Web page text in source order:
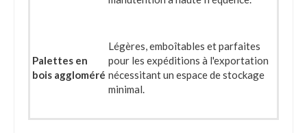
Palettes en
bois aggloméré
Légères, emboîtables et parfaites
pour les expéditions à l'exportation
nécessitant un espace de stockage
minimal.